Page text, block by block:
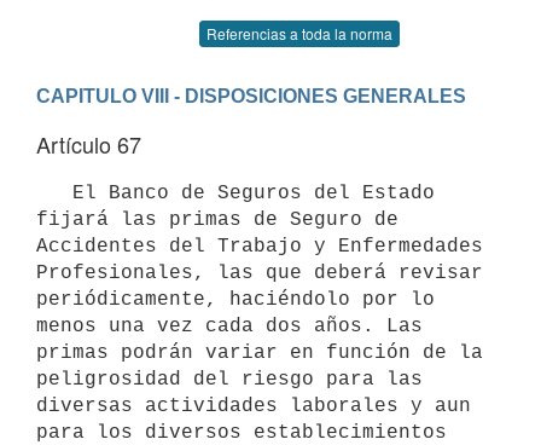
Referencias a toda la norma
CAPITULO VIII - DISPOSICIONES GENERALES
Artículo 67
fijará las primas de Seguro de
Accidentes del Trabajo y Enfermedades
Profesionales, las que deberá revisar
periódicamente, haciéndolo por lo
menos una vez cada dos años. Las
primas podrán variar en función de la
peligrosidad del riesgo para las
diversas actividades laborales y aun
para los diversos establecimientos